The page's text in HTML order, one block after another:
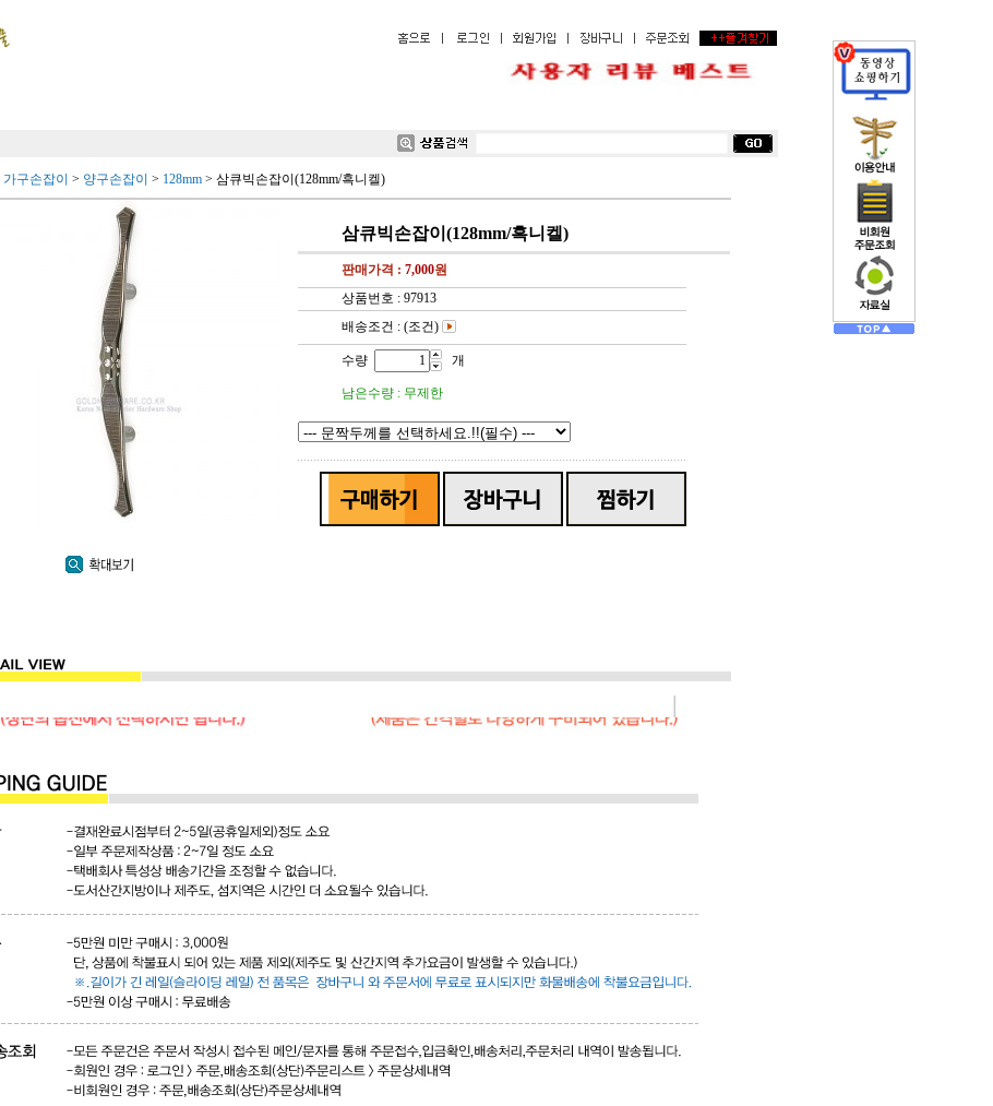
가구손잡이 > 양구손잡이 > 128mm > 삼큐빅손잡이(128mm/흑니켈)
삼큐빅손잡이(128mm/흑니켈)
판매가격 : 7,000원
상품번호 : 97913
배송조건 : (조건)
수량 개
남은수량 : 무제한